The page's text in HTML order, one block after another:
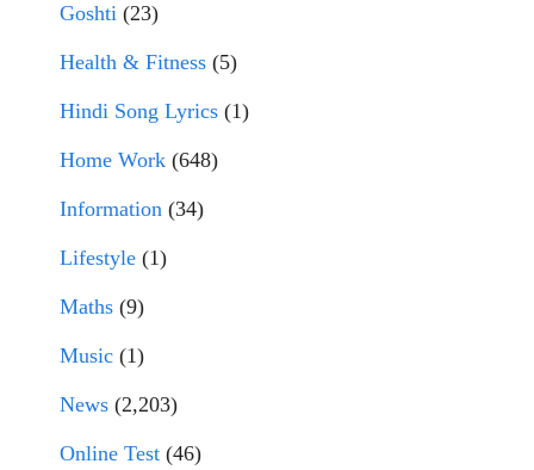
Goshti (23)
Health & Fitness (5)
Hindi Song Lyrics (1)
Home Work (648)
Information (34)
Lifestyle (1)
Maths (9)
Music (1)
News (2,203)
Online Test (46)